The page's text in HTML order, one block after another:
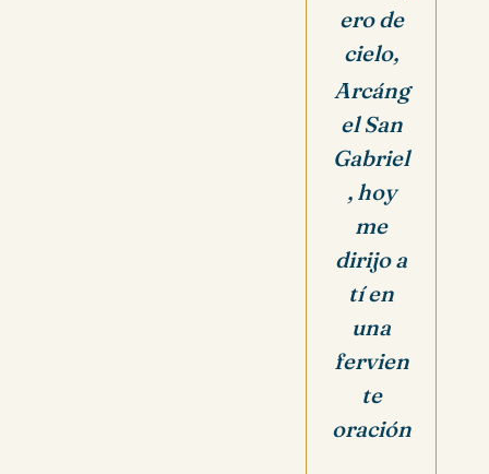
ero de
cielo,
Arcáng
el San
Gabriel
, hoy
me
dirijo a
tí en
una
fervien
te
oración